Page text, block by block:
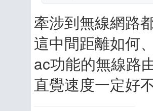
牽涉到無線網路
這中間距離如何
ac功能的無線路
直覺速度一定好